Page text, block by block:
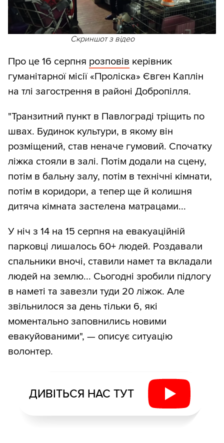
Скриншот з відео
Про це 16 серпня розповів керівник
гуманітарної місії «Проліска» Євген Каплін
на тлі загострення в районі Добропілля.
"Транзитний пункт в Павлограді тріщить по
швах. Будинок культури, в якому він
розміщений, став неначе гумовий. Спочатку
ліжка стояли в залі. Потім додали на сцену,
потім в бальну залу, потім в технічні кімнати,
потім в коридори, а тепер ще й колишня
дитяча кімната застелена матрацами...
У ніч з 14 на 15 серпня на евакуаційній
парковці лишалось 60+ людей. Роздавали
спальники вночі, ставили намет та вкладали
людей на землю... Сьогодні зробили підлогу
в наметі та завезли туди 20 ліжок. Але
звільнилося за день тільки 6, які
моментально заповнились новими
евакуйованими", — описує ситуацію
волонтер.
ДИВІТЬСЯ НАС ТУТ